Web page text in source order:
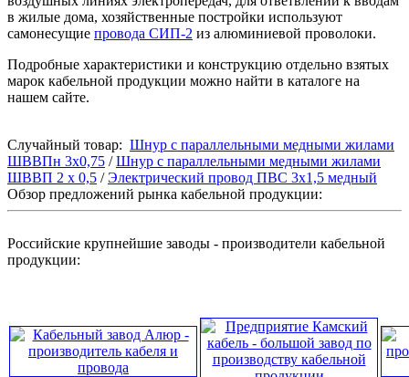
в жилые дома, хозяйственные постройки используют
самонесущие провода СИП-2 из алюминиевой проволоки.
Подробные характеристики и конструкцию отдельно взятых
марок кабельной продукции можно найти в каталоге на
нашем сайте.
Случайный товар: Шнур с параллельными медными жилами
ШВВПн 3x0,75 /Шнур с параллельными медными жилами
ШВВП 2 x 0,5 /Электрический провод ПВС 3x1,5 медный
Обзор предложений рынка кабельной продукции:
Российские крупнейшие заводы - производители кабельной
продукции: